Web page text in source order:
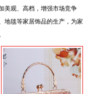
美观、高档，增强市场竞争
地毯等家居饰品的生产，为家